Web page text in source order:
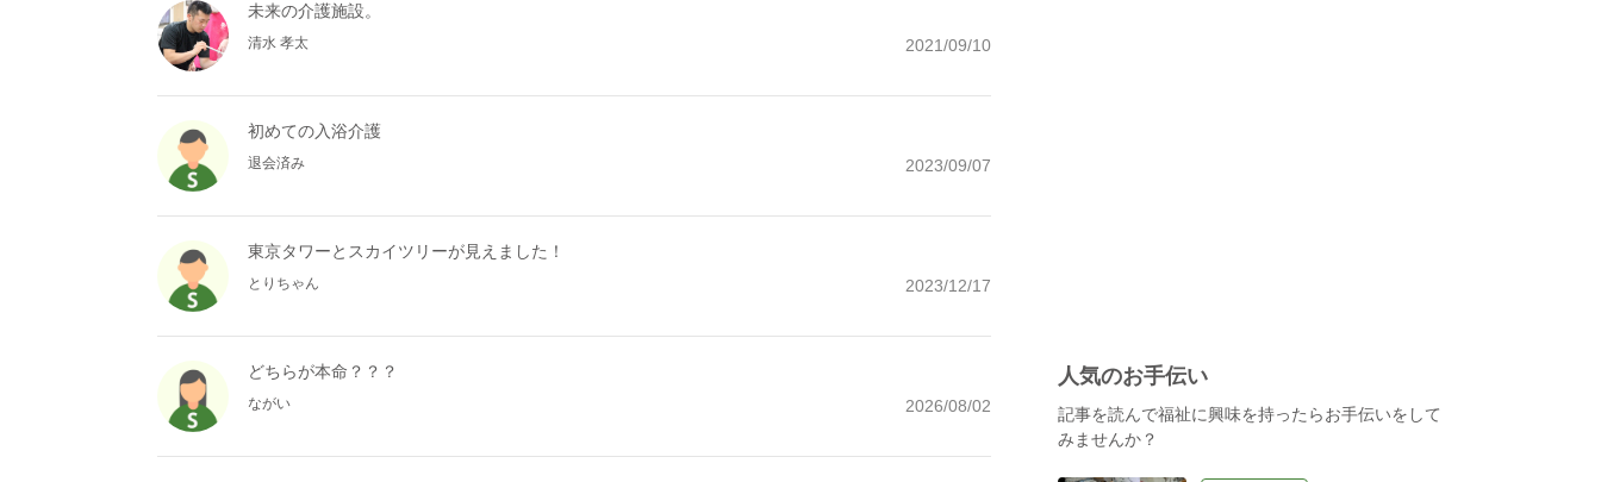
未来の介護施設。
清水 孝太 2021/09/10
初めての入浴介護
退会済み 2023/09/07
東京タワーとスカイツリーが見えました！
とりちゃん 2023/12/17
どちらが本命？？？
ながい 2026/08/02
人気のお手伝い
記事を読んで福祉に興味を持ったらお手伝いをして
みませんか？